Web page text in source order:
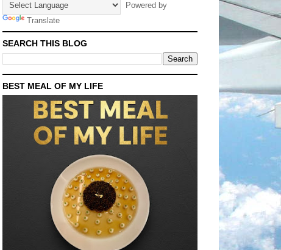
Powered by
Translate
SEARCH THIS BLOG
BEST MEAL OF MY LIFE